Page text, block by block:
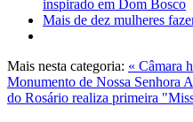
inspirado em Dom Bosco
Mais de dez mulheres
Mais nesta categoria: « Câmara
Monumento de Nossa Senhora
do Rosário realiza primeira